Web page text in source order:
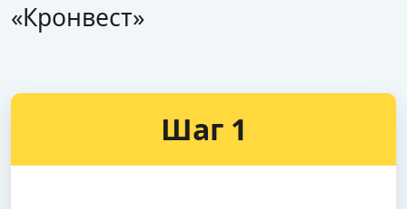
«Кронвест»
Шаг 1